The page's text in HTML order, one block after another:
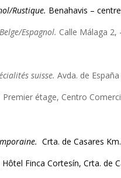
Rustique. Benahavis –
Belge/Espagnol. Calle Málaga 2,
suisse. Avda. de
Premier étage, Centro
Crta. de Casares
Hôtel Finca Cortesín, Crta. de